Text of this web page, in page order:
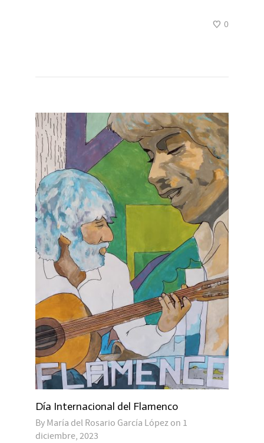
0
Día Internacional del Flamenco
By María del Rosario García López on 1
diciembre, 2023